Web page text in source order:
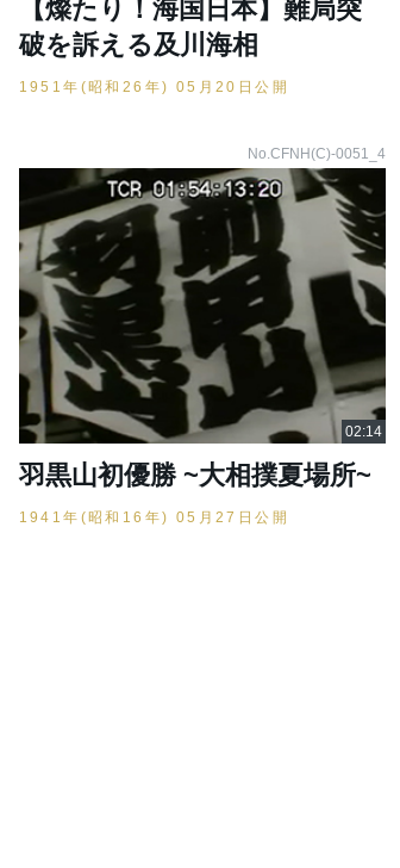
【燦たり！海国日本】難局突
破を訴える及川海相
1951年(昭和26年) 05月20日公開
No.CFNH(C)-0051_4
羽黒山初優勝 ~大相撲夏場所~
1941年(昭和16年) 05月27日公開